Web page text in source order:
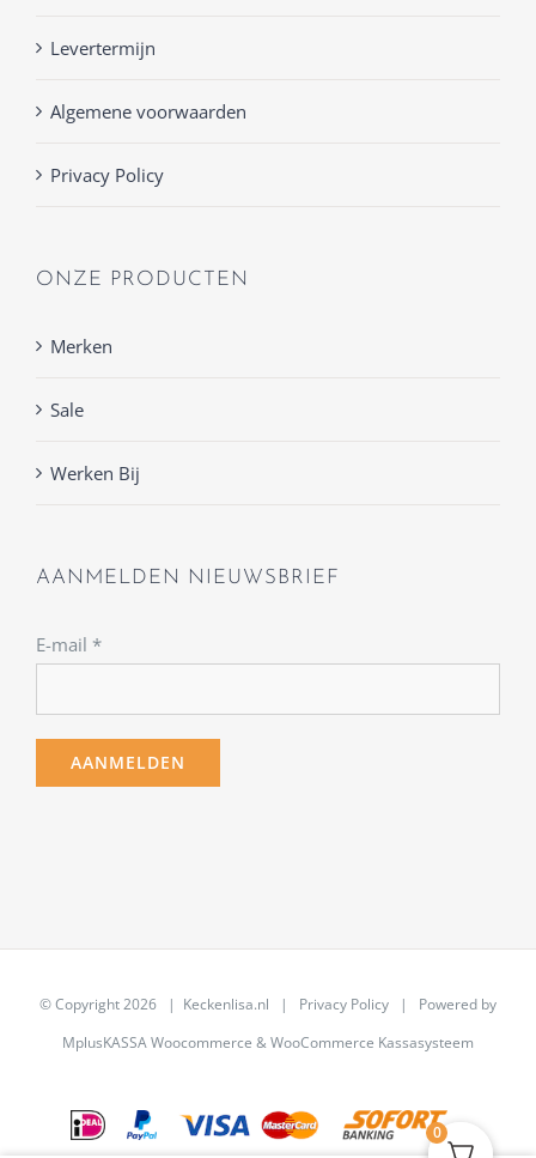
Levertermijn
Algemene voorwaarden
Privacy Policy
ONZE PRODUCTEN
Merken
Sale
Werken Bij
AANMELDEN NIEUWSBRIEF
E-mail *
© Copyright2026 | Keckenlisa.nl | Privacy Policy | Powered by
MplusKASSA Woocommerce &WooCommerce Kassasysteem
0